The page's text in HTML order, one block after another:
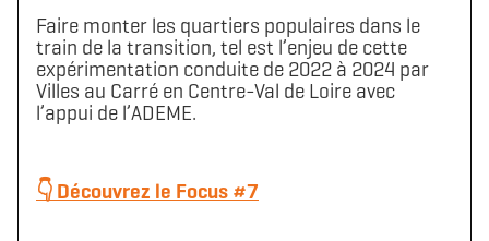
Faire monter les quartiers populaires dans le
train de la transition, tel est l’enjeu de cette
expérimentation conduite de 2022 à 2024 par
Villes au Carré en Centre-Val de Loire avec
l’appui de l’ADEME.
👇 Découvrez le Focus #7